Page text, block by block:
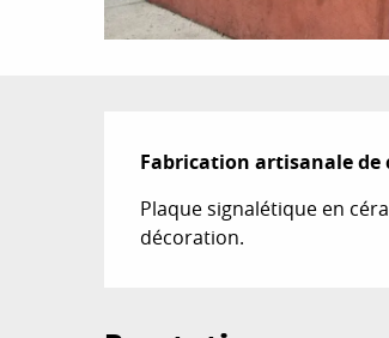
Description
Fabrication artisanale
Plaque signalétique en
décoration.